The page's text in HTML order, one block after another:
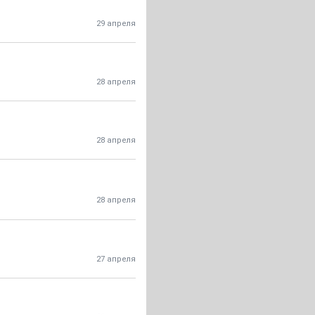
29 апреля
28 апреля
28 апреля
28 апреля
27 апреля